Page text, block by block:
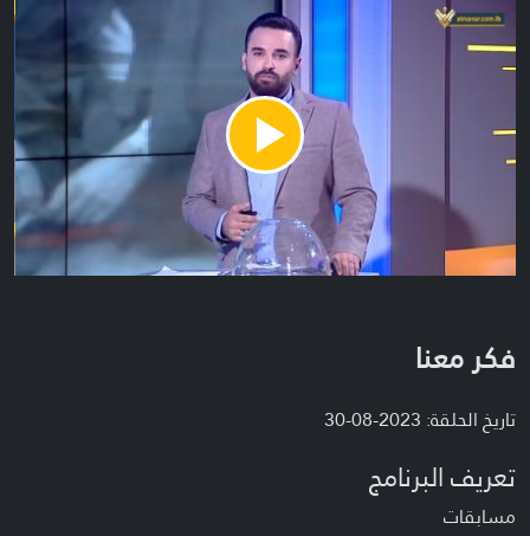
Play
Video
فكر معنا
تاريخ الحلقة: 2023-08-30
تعريف البرنامج
مسابقات